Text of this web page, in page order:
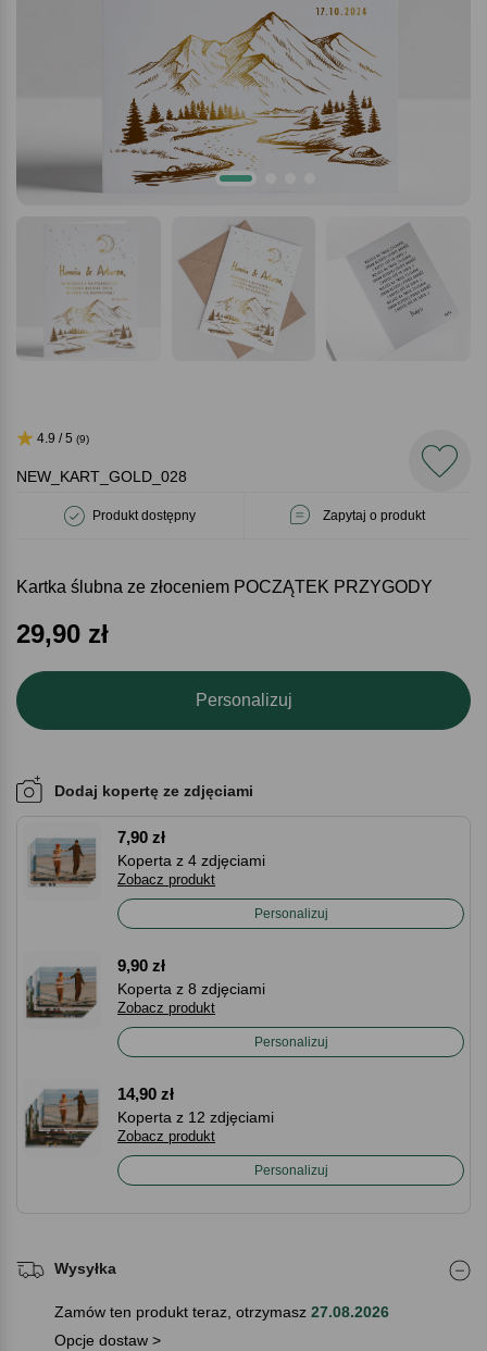
NEW_KART_GOLD_028
Produkt dostępny Zapytaj o produkt
4.9 / 5 (9)
Kartka ślubna ze złoceniem POCZĄTEK PRZYGODY
29,90 zł
Personalizuj
Dodaj kopertę ze zdjęciami
7,90 zł
Koperta z 4 zdjęciami
Zobacz produkt
Personalizuj
9,90 zł
Koperta z 8 zdjęciami
Zobacz produkt
Personalizuj
14,90 zł
Koperta z 12 zdjęciami
Zobacz produkt
Personalizuj
Wysyłka
Zamów ten produkt teraz, otrzymasz 27.08.2026
Opcje dostaw >